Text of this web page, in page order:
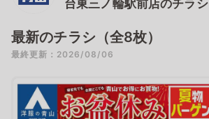
台東三ノ輪駅前店のチラシ
最新のチラシ（全8枚）
最終更新：2026/08/06